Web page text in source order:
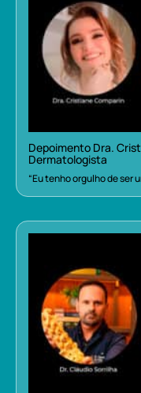
Depoimento Dra.
Dermatologista
“Eu tenho orgulho de ser